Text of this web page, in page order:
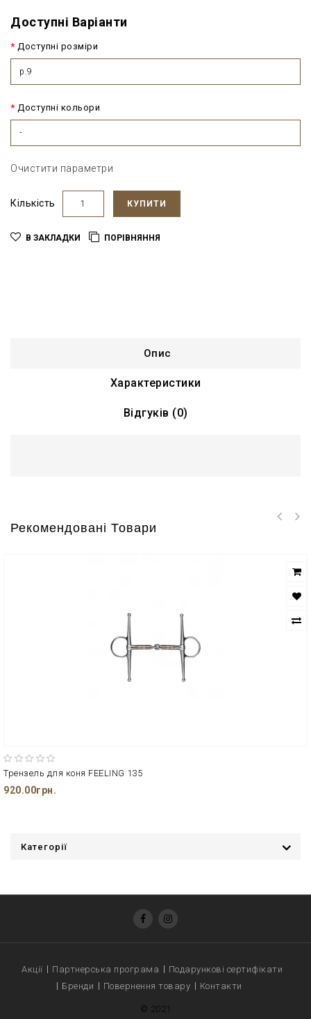
Доступні Варіанти
Доступні розміри
р.9
Доступні кольори
-
Очистити параметри
Кількість КУПИТИ
В ЗАКЛАДКИ ПОРІВНЯННЯ
Опис
Характеристики
Відгуків (0)
Рекомендовані Товари
Трензель для коня FEELING 135
920.00грн.
Категорії
Акції Партнерська програма
Подарункові сертифікати
Бренди
Повернення товару Контакти
© 2021